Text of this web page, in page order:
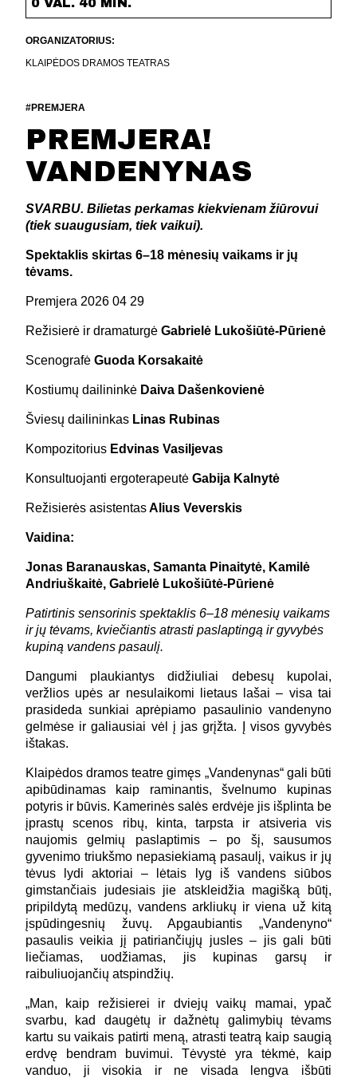
0 VAL. 40 MIN.
ORGANIZATORIUS:
KLAIPĖDOS DRAMOS TEATRAS
#PREMJERA
PREMJERA!
VANDENYNAS
SVARBU. Bilietas perkamas kiekvienam žiūrovui
(tiek suaugusiam, tiek vaikui).
Spektaklis skirtas 6–18 mėnesių vaikams ir jų
tėvams.
Premjera 2026 04 29
Režisierė ir dramaturgė Gabrielė Lukošiūtė-Pūrienė
Scenografė Guoda Korsakaitė
Kostiumų dailininkė Daiva Dašenkovienė
Šviesų dailininkas Linas Rubinas
Kompozitorius Edvinas Vasiljevas
Konsultuojanti ergoterapeutė Gabija Kalnytė
Režisierės asistentasAlius Veverskis
Vaidina:
Jonas Baranauskas, Samanta Pinaitytė, Kamilė
Andriuškaitė, Gabrielė Lukošiūtė-Pūrienė
Patirtinis sensorinis spektaklis 6–18 mėnesių vaikams
ir jų tėvams, kviečiantis atrasti paslaptingą ir gyvybės
kupiną vandens pasaulį.
Dangumi plaukiantys didžiuliai debesų kupolai,
veržlios upės ar nesulaikomi lietaus lašai – visa tai
prasideda sunkiai aprėpiamo pasaulinio vandenyno
gelmėse ir galiausiai vėl į jas grįžta. Į visos gyvybės
ištakas.
Klaipėdos dramos teatre gimęs „Vandenynas“ gali būti
apibūdinamas kaip raminantis, švelnumo kupinas
potyris ir būvis. Kamerinės salės erdvėje jis išplinta be
įprastų scenos ribų, kinta, tarpsta ir atsiveria vis
naujomis gelmių paslaptimis – po šį, sausumos
gyvenimo triukšmo nepasiekiamą pasaulį, vaikus ir jų
tėvus lydi aktoriai – lėtais lyg iš vandens siūbos
gimstančiais judesiais jie atskleidžia magišką būtį,
pripildytą medūzų, vandens arkliukų ir viena už kitą
įspūdingesnių žuvų. Apgaubiantis „Vandenyno“
pasaulis veikia jį patiriančiųjų jusles – jis gali būti
liečiamas, uodžiamas, jis kupinas garsų ir
raibuliuojančių atspindžių.
„Man, kaip režisierei ir dviejų vaikų mamai, ypač
svarbu, kad daugėtų ir dažnėtų galimybių tėvams
kartu su vaikais patirti meną, atrasti teatrą kaip saugią
erdvę bendram buvimui. Tėvystė yra tėkmė, kaip
vanduo, ji visokia ir ne visada lengva išbūti